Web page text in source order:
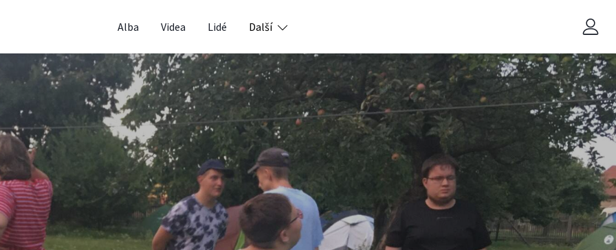
Alba Videa Lidé Další